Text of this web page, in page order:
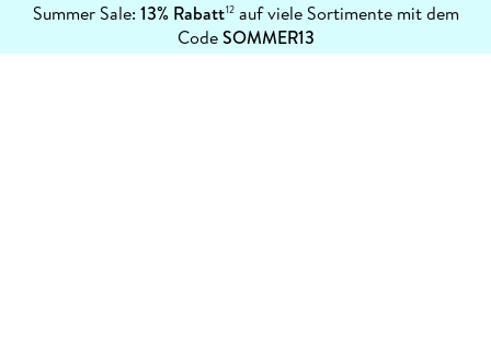
Summer Sale: 13% Rabatt12auf viele Sortimente mit dem
CodeSOMMER13
erfahren